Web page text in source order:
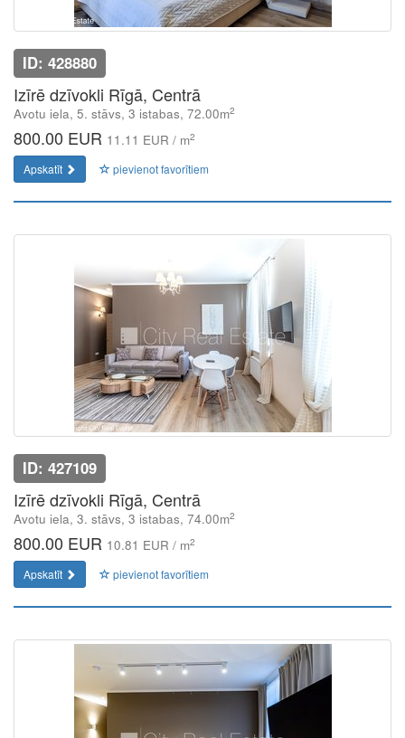
ID: 428880
Izīrē dzīvokli Rīgā, Centrā
Avotu iela, 5. stāvs, 3 istabas, 72.00m2
800.00 EUR 11.11 EUR / m2
Apskatīt pievienot favorītiem
ID: 427109
Izīrē dzīvokli Rīgā, Centrā
Avotu iela, 3. stāvs, 3 istabas, 74.00m2
800.00 EUR 10.81 EUR / m2
Apskatīt pievienot favorītiem